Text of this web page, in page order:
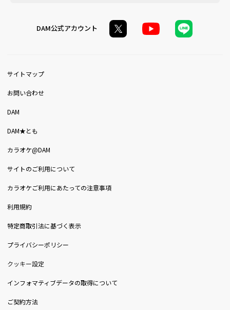
DAM公式アカウント
サイトマップ
お問い合わせ
DAM
DAM★とも
カラオケ@DAM
サイトのご利用について
カラオケご利用にあたっての注意事項
利用規約
特定商取引法に基づく表示
プライバシーポリシー
クッキー設定
インフォマティブデータの取得について
ご契約方法